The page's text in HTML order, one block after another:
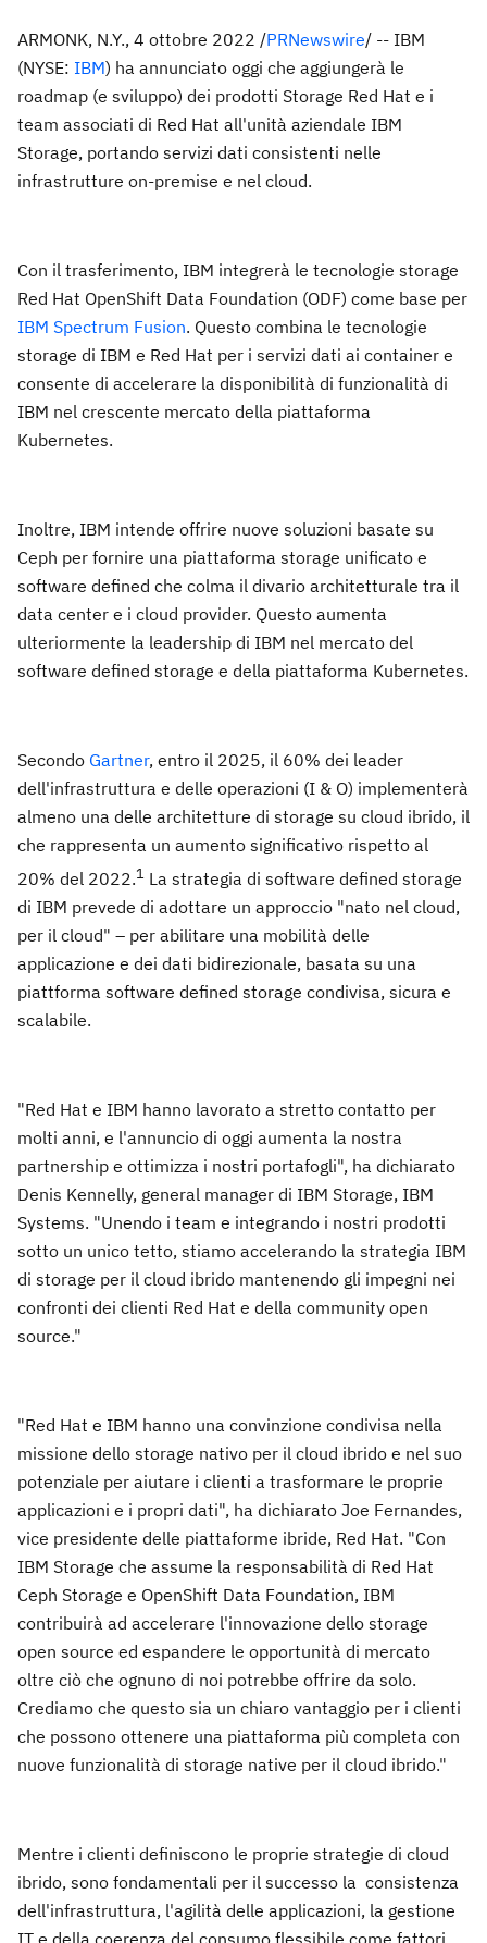
ARMONK, N.Y., 4 ottobre 2022 /PRNewswire/ -- IBM
(NYSE: IBM) ha annunciato oggi che aggiungerà le
roadmap (e sviluppo) dei prodotti Storage Red Hat e i
team associati di Red Hat all'unità aziendale IBM
Storage, portando servizi dati consistenti nelle
infrastrutture on-premise e nel cloud.
Con il trasferimento, IBM integrerà le tecnologie storage
Red Hat OpenShift Data Foundation (ODF) come base per
IBM Spectrum Fusion. Questo combina le tecnologie
storage di IBM e Red Hat per i servizi dati ai container e
consente di accelerare la disponibilità di funzionalità di
IBM nel crescente mercato della piattaforma
Kubernetes.
Inoltre, IBM intende offrire nuove soluzioni basate su
Ceph per fornire una piattaforma storage unificato e
software defined che colma il divario architetturale tra il
data center e i cloud provider. Questo aumenta
ulteriormente la leadership di IBM nel mercato del
software defined storage e della piattaforma Kubernetes.
Secondo Gartner, entro il 2025, il 60% dei leader
dell'infrastruttura e delle operazioni (I & O) implementerà
almeno una delle architetture di storage su cloud ibrido, il
che rappresenta un aumento significativo rispetto al
20% del 2022.1 La strategia di software defined storage
di IBM prevede di adottare un approccio "nato nel cloud,
per il cloud" – per abilitare una mobilità delle
applicazione e dei dati bidirezionale, basata su una
piattforma software defined storage condivisa, sicura e
scalabile.
"Red Hat e IBM hanno lavorato a stretto contatto per
molti anni, e l'annuncio di oggi aumenta la nostra
partnership e ottimizza i nostri portafogli", ha dichiarato
Denis Kennelly, general manager di IBM Storage, IBM
Systems. "Unendo i team e integrando i nostri prodotti
sotto un unico tetto, stiamo accelerando la strategia IBM
di storage per il cloud ibrido mantenendo gli impegni nei
confronti dei clienti Red Hat e della community open
source."
"Red Hat e IBM hanno una convinzione condivisa nella
missione dello storage nativo per il cloud ibrido e nel suo
potenziale per aiutare i clienti a trasformare le proprie
applicazioni e i propri dati", ha dichiarato Joe Fernandes,
vice presidente delle piattaforme ibride, Red Hat. "Con
IBM Storage che assume la responsabilità di Red Hat
Ceph Storage e OpenShift Data Foundation, IBM
contribuirà ad accelerare l'innovazione dello storage
open source ed espandere le opportunità di mercato
oltre ciò che ognuno di noi potrebbe offrire da solo.
Crediamo che questo sia un chiaro vantaggio per i clienti
che possono ottenere una piattaforma più completa con
nuove funzionalità di storage native per il cloud ibrido."
Mentre i clienti definiscono le proprie strategie di cloud
ibrido, sono fondamentali per il successo la consistenza
dell'infrastruttura, l'agilità delle applicazioni, la gestione